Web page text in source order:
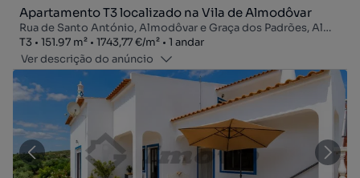
Apartamento T3 localizado na Vila de Almodôvar
Rua de Santo António, Almodôvar e Graça dos Padrões, Almodôvar, Beja
Tipologia
T3
Zona151.97 m²
Preço por metro quadrado
1743,77 €/m²
Andar
1 andar
Ver descrição do anúncio